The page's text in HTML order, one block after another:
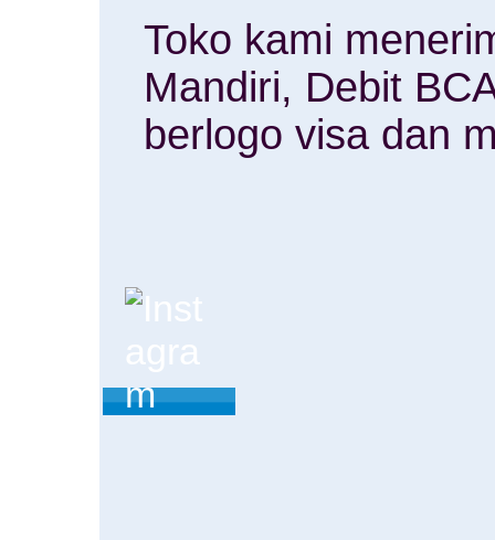
Toko kami
Mandiri, Debit
berlogo visa dan